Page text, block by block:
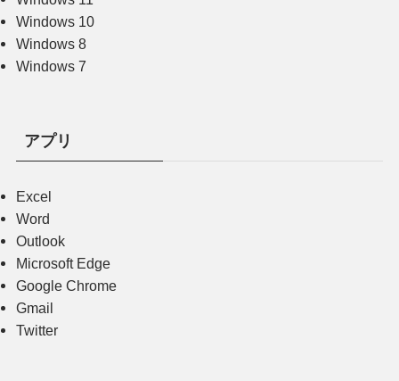
Windows 10
Windows 8
Windows 7
アプリ
Excel
Word
Outlook
Microsoft Edge
Google Chrome
Gmail
Twitter